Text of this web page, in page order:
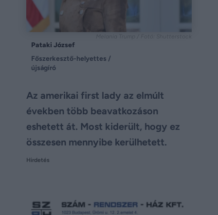
Pataki József
Főszerkesztő-helyettes /
újságíró
Az amerikai first lady az elmúlt
években több beavatkozáson
eshetett át. Most kiderült, hogy ez
összesen mennyibe kerülhetett.
Hirdetés